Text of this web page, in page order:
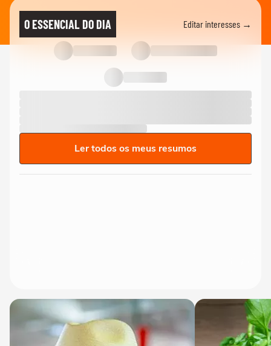
O ESSENCIAL DO DIA Editar interesses →
Ler todos os meus resumos